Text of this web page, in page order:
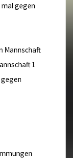
mal gegen
Mannschaft
1